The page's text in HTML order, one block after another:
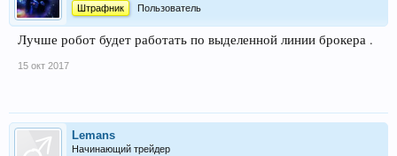
Штрафник
Пользователь
Лучше робот будет работать по выделенной линии брокера .
15 окт 2017
Lemans
Начинающий трейдер